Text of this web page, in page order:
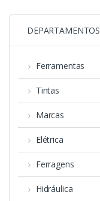
DEPARTAMENTOS
Ferramentas
Tintas
Marcas
Elétrica
Ferragens
Hidráulica